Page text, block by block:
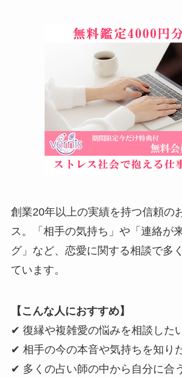
創業20年以上の実績を持つ信頼の
ス。「相手の気持ち」や「連絡が
グ」など、恋愛に関する相談で多
ています。
【こんな人におすすめ】
✔ 復縁や複雑愛の悩みを相談した
✔ 相手の今の本音や気持ちを知り
✔ 多くの占い師の中から自分に合